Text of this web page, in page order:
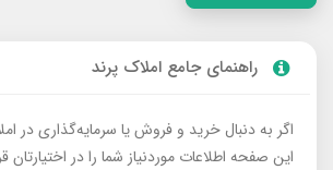
راهنمای جامع املاک پرند
اگر به دنبال خرید و فروش یا سرمایه‌گذاری در
این صفحه اطلاعات موردنیاز شما را در اختیارتان